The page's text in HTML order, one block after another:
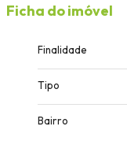
Ficha do imóvel
Finalidade
Tipo
Bairro